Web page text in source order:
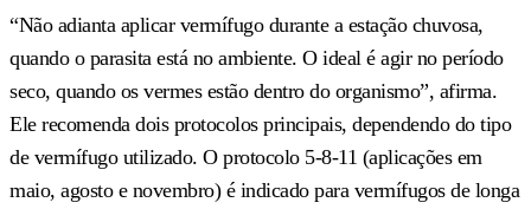
“Não adianta aplicar vermífugo durante a estação chuvosa,
quando o parasita está no ambiente. O ideal é agir no período
seco, quando os vermes estão dentro do organismo”, afirma.
Ele recomenda dois protocolos principais, dependendo do tipo
de vermífugo utilizado. O protocolo 5-8-11 (aplicações em
maio, agosto e novembro) é indicado para vermífugos de longa